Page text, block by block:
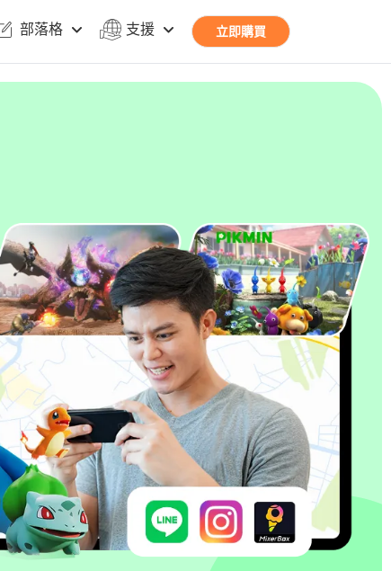
部落格 支援 立即購買